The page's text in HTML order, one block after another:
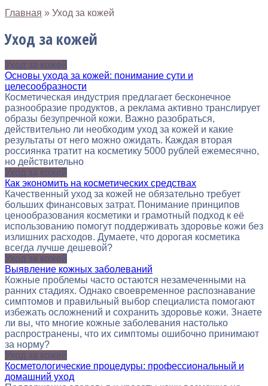
Главная » Уход за кожей
Уход за кожей
Уход за кожей
Основы ухода за кожей: понимание сути и
целесообразности
Косметическая индустрия предлагает бесконечное
разнообразие продуктов, а реклама активно транслирует
образы безупречной кожи. Важно разобраться,
действительно ли необходим уход за кожей и какие
результаты от него можно ожидать. Каждая вторая
россиянка тратит на косметику 5000 рублей ежемесячно,
но действительно
Уход за кожей
Как экономить на косметических средствах
Качественный уход за кожей не обязательно требует
больших финансовых затрат. Понимание принципов
ценообразования косметики и грамотный подход к её
использованию помогут поддерживать здоровье кожи без
излишних расходов. Думаете, что дорогая косметика
всегда лучше дешевой?
Уход за кожей
Выявление кожных заболеваний
Кожные проблемы часто остаются незамеченными на
ранних стадиях. Однако своевременное распознавание
симптомов и правильный выбор специалиста помогают
избежать осложнений и сохранить здоровье кожи. Знаете
ли вы, что многие кожные заболевания настолько
распространены, что их симптомы ошибочно принимают
за норму?
Уход за кожей
Косметологические процедуры: профессиональный и
домашний уход